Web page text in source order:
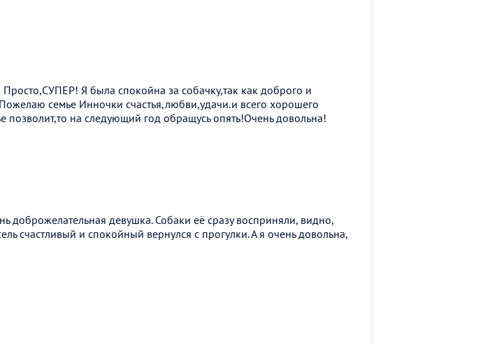
Я была спокойна за собачку,так как доброго и
семье Инночки счастья,любви,удачи.и всего хорошего
на следующий год обращусь опять!Очень довольна!
девушка. Собаки её сразу восприняли, видно,
счастливый и спокойный вернулся с прогулки. А я очень довольна,